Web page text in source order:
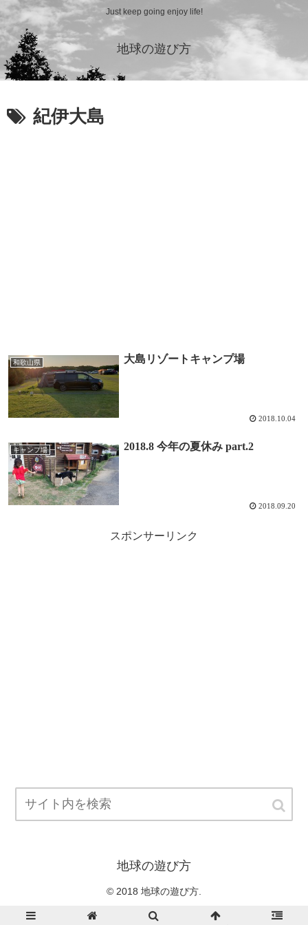
Just keep going enjoy life!
地球の遊び方
紀伊大島
和歌山県 大島リゾートキャンプ場
2018.10.04
キャンプ場 2018.8 今年の夏休み part.2
2018.09.20
スポンサーリンク
地球の遊び方
© 2018 地球の遊び方.